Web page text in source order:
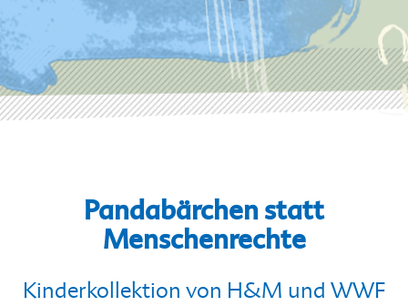
Pandabärchen statt
Menschenrechte
Kinderkollektion von H&M und WWF